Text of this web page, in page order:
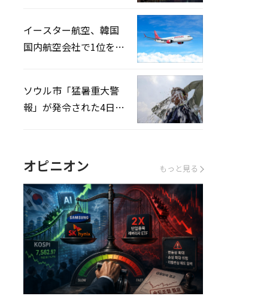
イースター航空、韓国
国内航空会社で1位を記
ソウル市「猛暑重大警
報」が発令された4日、
オピニオン もっと見る